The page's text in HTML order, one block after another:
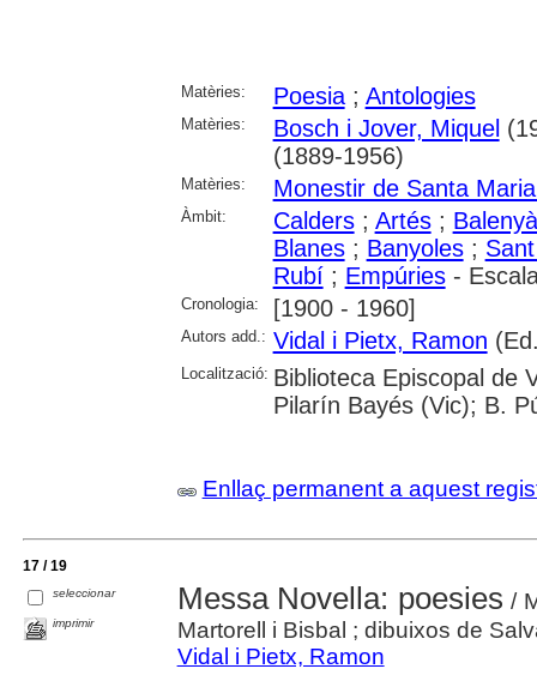
Matèries: Poesia; Antologies
Matèries: Bosch i Jover, Miquel
(1889-1956)
Matèries: Monestir de Santa
Àmbit: Calders; Artés; Balenyà
Blanes; Banyoles;
Rubí; Empúries-
Cronologia: [1900 - 1960]
Autors add.: Vidal i Pietx, Ramon
Localització: Biblioteca Episcopal de
Pilarín Bayés (Vic); B.
Enllaç permanent a aquest
17 / 19
seleccionar
imprimir
Messa Novella: poesies /
Martorell i Bisbal ; dibuixos de
Vidal i Pietx, Ramon